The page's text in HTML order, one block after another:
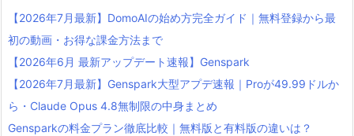
【2026年7月最新】DomoAIの始め方完全ガイド｜無料登録から最
初の動画・お得な課金方法まで
【2026年6月 最新アップデート速報】Genspark
【2026年7月最新】Genspark大型アプデ速報｜Proが49.99ドルか
ら・Claude Opus 4.8無制限の中身まとめ
Gensparkの料金プラン徹底比較｜無料版と有料版の違いは？